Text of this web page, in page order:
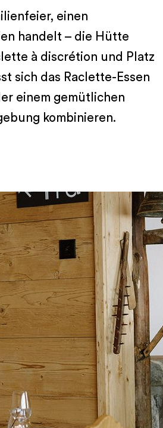
einen
handelt – die Hütte
à discrétion und Platz
sich das Raclette-Essen
einem gemütlichen
kombinieren.